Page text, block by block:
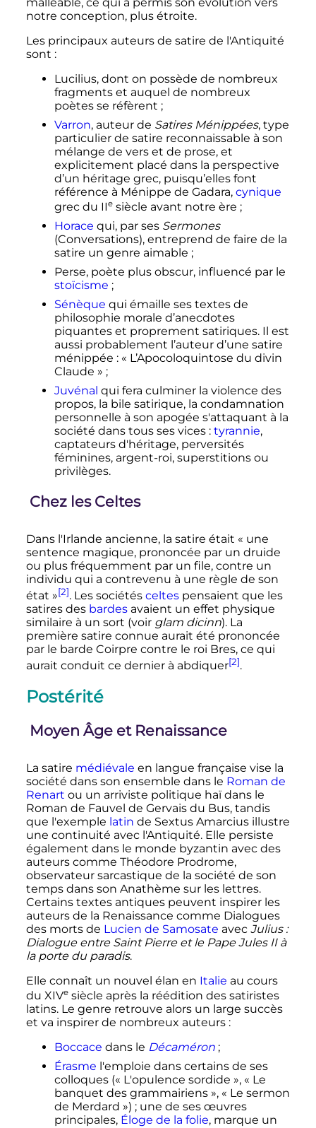
notre conception, plus étroite.
Les principaux auteurs de satire de l'Antiquité
sont :
Lucilius, dont on possède de nombreux
fragments et auquel de nombreux
poètes se réfèrent ;
Varron, auteur de Satires Ménippées, type
particulier de satire reconnaissable à son
mélange de vers et de prose, et
explicitement placé dans la perspective
d’un héritage grec, puisqu’elles font
référence à Ménippe de Gadara, cynique
grec du IIe siècle avant notre ère ;
Horace qui, par ses Sermones
(Conversations), entreprend de faire de la
satire un genre aimable ;
Perse, poète plus obscur, influencé par le
stoïcisme ;
Sénèque qui émaille ses textes de
philosophie morale d’anecdotes
piquantes et proprement satiriques. Il est
aussi probablement l’auteur d’une satire
ménippée : « L’Apocoloquintose du divin
Claude » ;
Juvénal qui fera culminer la violence des
propos, la bile satirique, la condamnation
personnelle à son apogée s'attaquant à la
société dans tous ses vices : tyrannie,
captateurs d'héritage, perversités
féminines, argent-roi, superstitions ou
privilèges.
Chez les Celtes
Dans l'Irlande ancienne, la satire était « une
sentence magique, prononcée par un druide
ou plus fréquemment par un file, contre un
individu qui a contrevenu à une règle de son
état »[2]. Les sociétés celtespensaient que les
satires des bardesavaient un effet physique
similaire à un sort (voir glam dicinn). La
première satire connue aurait été prononcée
par le barde Coirpre contre le roi Bres, ce qui
aurait conduit ce dernier à abdiquer[2].
Postérité
Moyen Âge et Renaissance
La satire médiévale en langue française vise la
société dans son ensemble dans le Roman de
Renart ou un arriviste politique haï dans le
Roman de Fauvel de Gervais du Bus, tandis
que l'exemple latin de Sextus Amarcius illustre
une continuité avec l'Antiquité. Elle persiste
également dans le monde byzantin avec des
auteurs comme Théodore Prodrome,
observateur sarcastique de la société de son
temps dans son Anathème sur les lettres.
Certains textes antiques peuvent inspirer les
auteurs de la Renaissance comme Dialogues
des morts de Lucien de Samosate avec Julius :
Dialogue entre Saint Pierre et le Pape Jules II à
la porte du paradis.
Elle connaît un nouvel élan en Italie au cours
du XIVe siècle après la réédition des satiristes
latins. Le genre retrouve alors un large succès
et va inspirer de nombreux auteurs :
Boccace dans le Décaméron ;
Érasme l'emploie dans certains de ses
colloques (« L'opulence sordide », « Le
banquet des grammairiens », « Le sermon
de Merdard ») ; une de ses œuvres
principales, Éloge de la folie, marque un